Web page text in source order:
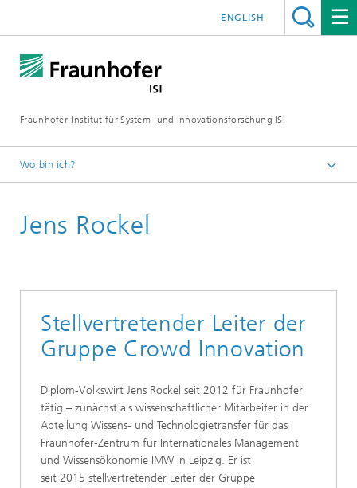
Fraunhofer-Institut für System- und Innovationsforschung ISI
ENGLISH
Wo bin ich?
Abteilungen
Jens Rockel
Stellvertretender Leiter der
Gruppe Crowd Innovation
Diplom-Volkswirt Jens Rockel seit 2012 für Fraunhofer
tätig – zunächst als wissenschaftlicher Mitarbeiter in der
Abteilung Wissens- und Technologietransfer für das
Fraunhofer-Zentrum für Internationales Management
und Wissensökonomie IMW in Leipzig. Er ist
seit 2015 stellvertretender Leiter der Gruppe